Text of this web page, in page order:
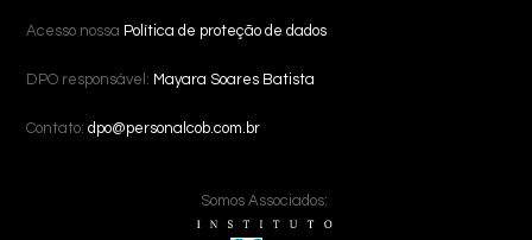
Acesso nossa Política de proteção de dados
DPO responsável: Mayara Soares Batista
Contato:dpo@personalcob.com.br
Somos Associados: